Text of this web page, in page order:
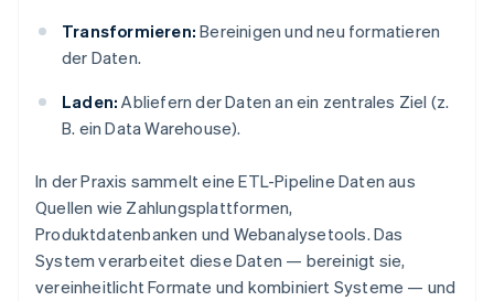
Transformieren: Bereinigen und neu formatieren
der Daten.
Laden: Abliefern der Daten an ein zentrales Ziel (z.
B. ein Data Warehouse).
In der Praxis sammelt eine ETL-Pipeline Daten aus
Quellen wie Zahlungsplattformen,
Produktdatenbanken und Webanalysetools. Das
System verarbeitet diese Daten — bereinigt sie,
vereinheitlicht Formate und kombiniert Systeme — und